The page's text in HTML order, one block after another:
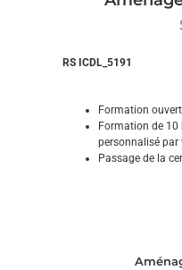
RS ICDL_5191
Formation
Formation de 10
personnalisé
Passage de la